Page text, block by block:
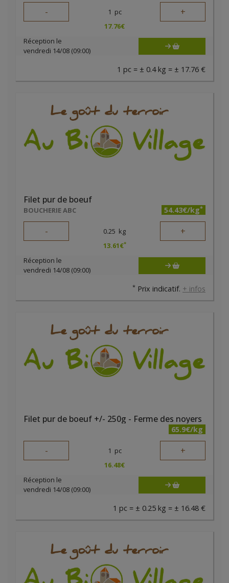
- 1 pc +
17.76€
Réception le
vendredi 14/08 (09:00)
1 pc = ± 0.4 kg = ± 17.76 €
Filet pur de boeuf
BOUCHERIE ABC 54.43€/kg*
- 0.25 kg +
13.61€*
Réception le
vendredi 14/08 (09:00)
* Prix indicatif. + infos
Filet pur de boeuf +/- 250g - Ferme des noyers
65.9€/kg
- 1 pc +
16.48€
Réception le
vendredi 14/08 (09:00)
1 pc = ± 0.25 kg = ± 16.48 €